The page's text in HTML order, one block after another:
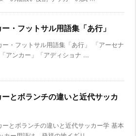
・フットサル用語集「あ行」
ー・フットサル用語集「あ行」 「アーセナ
アンカー」「アディショナ ...
ーとボランチの違いと近代サッカ
ーとボランチの違いと近代サッカー学 基本